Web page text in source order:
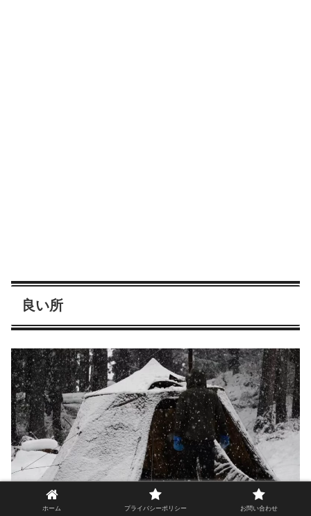
良い所
ホーム プライバシーポリシー お問い合わせ